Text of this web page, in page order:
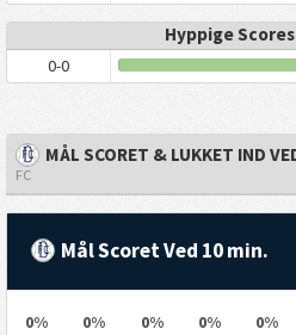
Hyppige
0-0
MÅL SCORET & LUKKET IND
FC
Mål Scoret Ved 10 min.
0% 0% 0% 0% 0%